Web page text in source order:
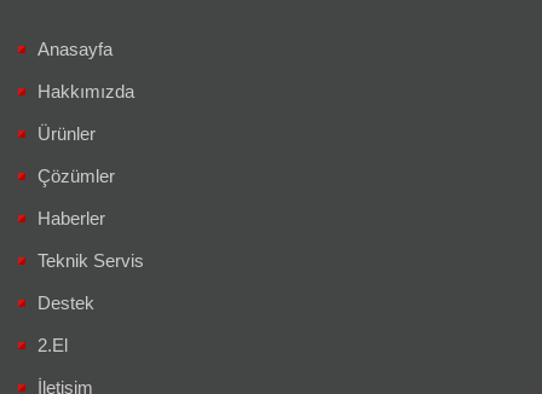
Anasayfa
Hakkımızda
Ürünler
Çözümler
Haberler
Teknik Servis
Destek
2.El
İletişim